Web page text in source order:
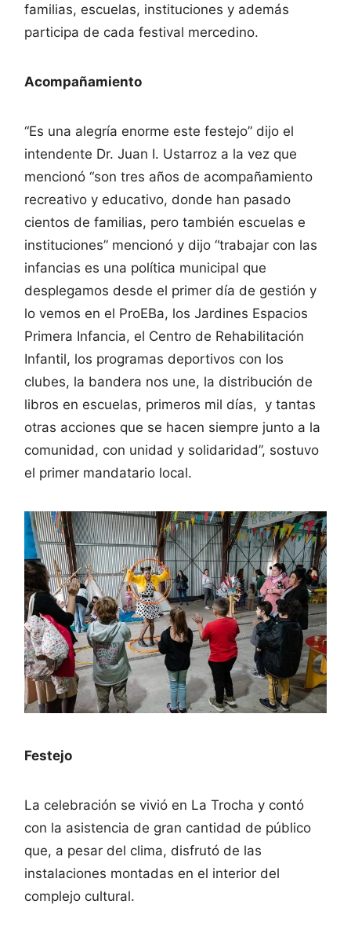
familias, escuelas, instituciones y además
participa de cada festival mercedino.
Acompañamiento
“Es una alegría enorme este festejo” dijo el
intendente Dr. Juan I. Ustarroz a la vez que
mencionó “son tres años de acompañamiento
recreativo y educativo, donde han pasado
cientos de familias, pero también escuelas e
instituciones” mencionó y dijo “trabajar con las
infancias es una política municipal que
desplegamos desde el primer día de gestión y
lo vemos en el ProEBa, los Jardines Espacios
Primera Infancia, el Centro de Rehabilitación
Infantil, los programas deportivos con los
clubes, la bandera nos une, la distribución de
libros en escuelas, primeros mil días, y tantas
otras acciones que se hacen siempre junto a la
comunidad, con unidad y solidaridad”, sostuvo
el primer mandatario local.
Festejo
La celebración se vivió en La Trocha y contó
con la asistencia de gran cantidad de público
que, a pesar del clima, disfrutó de las
instalaciones montadas en el interior del
complejo cultural.